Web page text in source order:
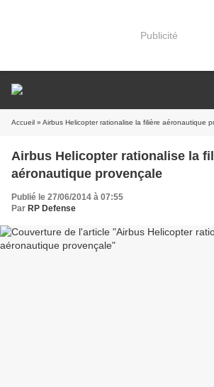
Publicité
Accueil » Airbus Helicopter rationalise la filière aéronautique
Airbus Helicopter rationalise la
aéronautique provençale
Publié le 27/06/2014 à 07:55
Par RP Defense